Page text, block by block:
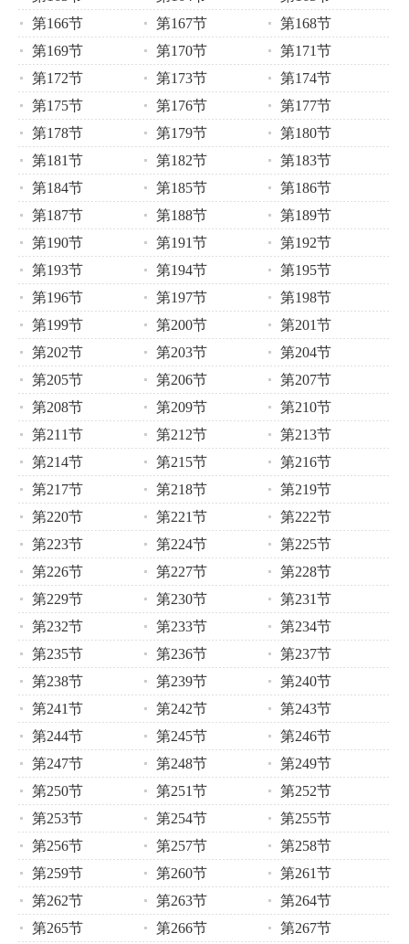
第166节
第167节
第168节
第169节
第170节
第171节
第172节
第173节
第174节
第175节
第176节
第177节
第178节
第179节
第180节
第181节
第182节
第183节
第184节
第185节
第186节
第187节
第188节
第189节
第190节
第191节
第192节
第193节
第194节
第195节
第196节
第197节
第198节
第199节
第200节
第201节
第202节
第203节
第204节
第205节
第206节
第207节
第208节
第209节
第210节
第211节
第212节
第213节
第214节
第215节
第216节
第217节
第218节
第219节
第220节
第221节
第222节
第223节
第224节
第225节
第226节
第227节
第228节
第229节
第230节
第231节
第232节
第233节
第234节
第235节
第236节
第237节
第238节
第239节
第240节
第241节
第242节
第243节
第244节
第245节
第246节
第247节
第248节
第249节
第250节
第251节
第252节
第253节
第254节
第255节
第256节
第257节
第258节
第259节
第260节
第261节
第262节
第263节
第264节
第265节
第266节
第267节